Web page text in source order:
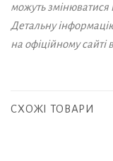
можуть
Детальну
на офіційному сайті
СХОЖІ ТОВАРИ